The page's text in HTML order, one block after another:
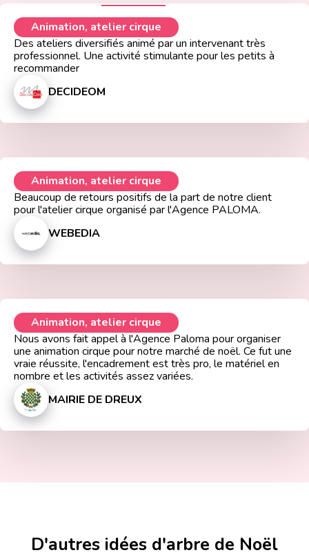
Animation, atelier cirque
Des ateliers diversifiés animé par un intervenant très
professionnel. Une activité stimulante pour les petits à
recommander
DECIDEOM
Animation, atelier cirque
Beaucoup de retours positifs de la part de notre client
pour l'atelier cirque organisé par l'Agence PALOMA.
WEBEDIA
Animation, atelier cirque
Nous avons fait appel à l'Agence Paloma pour organiser
une animation cirque pour notre marché de noël. Ce fut une
vraie réussite, l'encadrement est très pro, le matériel en
nombre et les activités assez variées.
MAIRIE DE DREUX
D'autres idées d'arbre de Noël